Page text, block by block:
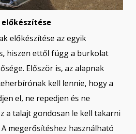
előkészítése az egyik
hiszen ettől függ a burkolat
Először is, az alapnak
kell lennie, hogy a
el, ne repedjen és ne
a talajt gondosan le kell takarni
megerősítéshez használható